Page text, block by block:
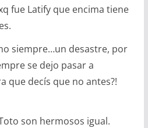
fue Latify que encima tiene
siempre…un desastre, por
se dejo pasar a
que decís que no antes?!
son hermosos igual.